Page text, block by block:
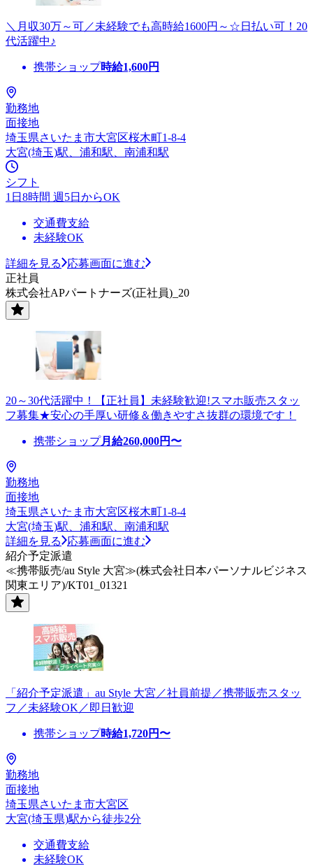
＼月収30万～可／未経験でも高時給1600円～☆日払い可！20
代活躍中♪
携帯ショップ時給1,600円
勤務地
面接地
埼玉県さいたま市大宮区桜木町1-8-4
大宮(埼玉)駅、浦和駅、南浦和駅
シフト
1日8時間 週5日からOK
交通費支給
未経験OK
詳細を見る
応募画面に進む
正社員
株式会社APパートナーズ(正社員)_20
20～30代活躍中！【正社員】未経験歓迎!スマホ販売スタッ
フ募集★安心の手厚い研修＆働きやすさ抜群の環境です！
携帯ショップ月給260,000円〜
勤務地
面接地
埼玉県さいたま市大宮区桜木町1-8-4
大宮(埼玉)駅、浦和駅、南浦和駅
詳細を見る
応募画面に進む
紹介予定派遣
≪携帯販売/au Style 大宮≫(株式会社日本パーソナルビジネス
関東エリア)/KT01_01321
「紹介予定派遣」au Style 大宮／社員前提／携帯販売スタッ
フ／未経験OK／即日歓迎
携帯ショップ時給1,720円〜
勤務地
面接地
埼玉県さいたま市大宮区
大宮(埼玉県)駅から徒歩2分
交通費支給
未経験OK